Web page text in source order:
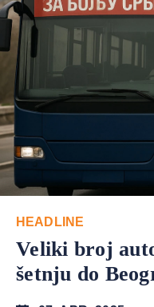
HEADLINE
Veliki broj
šetnju do